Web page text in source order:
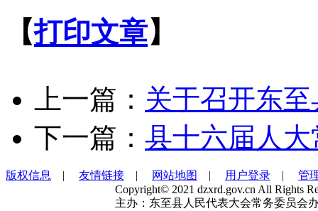
【打印文章】
上一篇： 关于召开东
下一篇： 县十六届人
版权信息 | 友情链接 | 网站地图 | 用户登录 | 管
Copyright© 2021 dzxrd.gov.cn All Rights
主办：东至县人民代表大会常务委员会